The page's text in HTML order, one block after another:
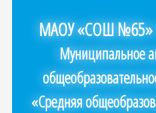
МАОУ «СОШ №65»
Муниципальное
«Средняя